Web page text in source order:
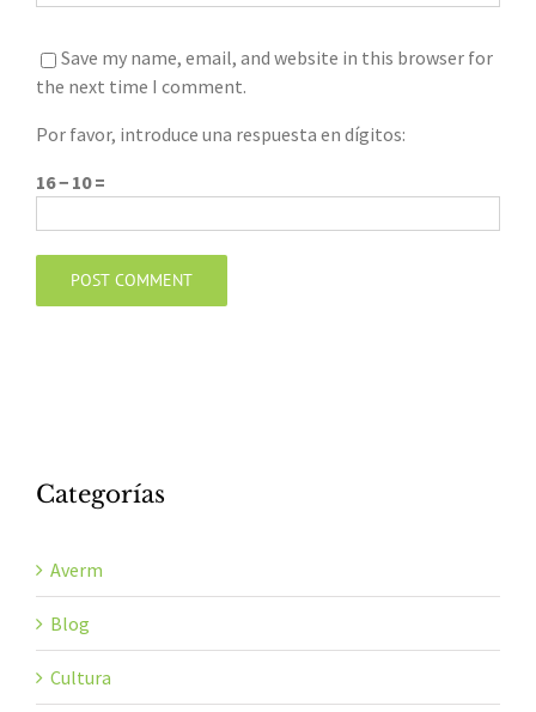
Save my name, email, and website in this browser for
the next time I comment.
Por favor, introduce una respuesta en dígitos:
16 − 10 =
Categorías
Averm
Blog
Cultura